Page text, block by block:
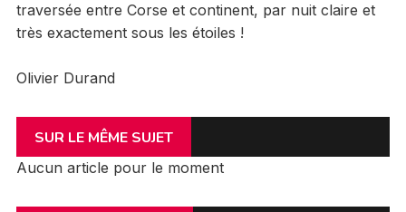
traversée entre Corse et continent, par nuit claire et
très exactement sous les étoiles !
Olivier Durand
SUR LE MÊME SUJET
Aucun article pour le moment